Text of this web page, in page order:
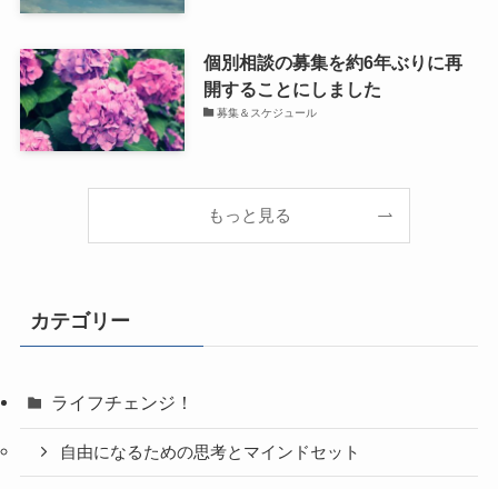
個別相談の募集を約6年ぶりに再
開することにしました
募集＆スケジュール
もっと見る
カテゴリー
ライフチェンジ！
自由になるための思考とマインドセット